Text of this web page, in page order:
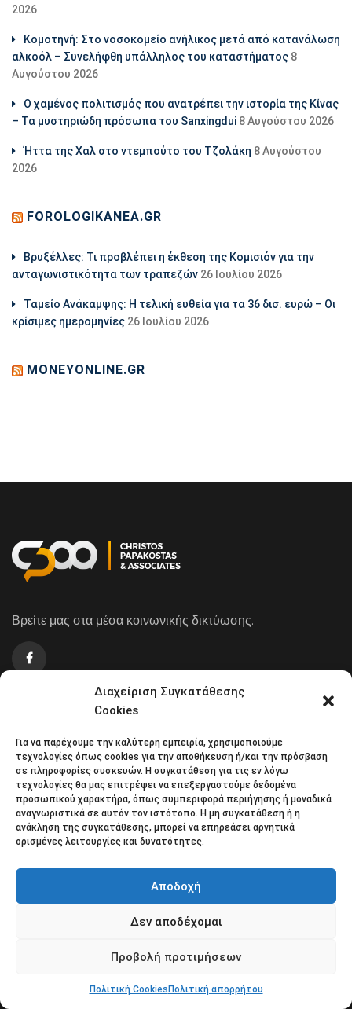
Διαχείριση Συγκατάθεσης
Cookies
Για να παρέχουμε την καλύτερη εμπειρία, χρησιμοποιούμε
τεχνολογίες όπως cookies για την αποθήκευση ή/και την πρόσβαση
σε πληροφορίες συσκευών. Η συγκατάθεση για τις εν λόγω
τεχνολογίες θα μας επιτρέψει να επεξεργαστούμε δεδομένα
προσωπικού χαρακτήρα, όπως συμπεριφορά περιήγησης ή μοναδικά
αναγνωριστικά σε αυτόν τον ιστότοπο. Η μη συγκατάθεση ή η
ανάκληση της συγκατάθεσης, μπορεί να επηρεάσει αρνητικά
ορισμένες λειτουργίες και δυνατότητες.
Αποδοχή
Δεν αποδέχομαι
Προβολή προτιμήσεων
Πολιτική Cookies Πολιτική απορρήτου
2026
Κομοτηνή: Στο νοσοκομείο ανήλικος μετά από κατανάλωση
αλκοόλ – Συνελήφθη υπάλληλος του καταστήματος 8
Αυγούστου 2026
Ο χαμένος πολιτισμός που ανατρέπει την ιστορία της Κίνας
– Τα μυστηριώδη πρόσωπα του Sanxingdui 8 Αυγούστου 2026
Ήττα της Χαλ στο ντεμπούτο του Τζολάκη 8 Αυγούστου
2026
FOROLOGIKANEA.GR
Βρυξέλλες: Τι προβλέπει η έκθεση της Κομισιόν για την
ανταγωνιστικότητα των τραπεζών 26 Ιουλίου 2026
Ταμείο Ανάκαμψης: Η τελική ευθεία για τα 36 δισ. ευρώ – Οι
κρίσιμες ημερομηνίες 26 Ιουλίου 2026
MONEYONLINE.GR
Βρείτε μας στα μέσα κοινωνικής δικτύωσης.
ΚΕΝΤΡΙΚΌ ΚΑΤΆΣΤΗΜΑ
Διεύθυνση: Ορμύλια • Τ.Κ. 630 71 • Χαλκιδική
Τηλέφωνο: +30 2371 042 130
FAX: +30 2371 042 130
Email: info@cpaa.gr
: +30 2373 026 739